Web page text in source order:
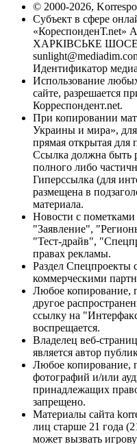
© 2000-2026,
Субъект в сфере
«КореспонденТ.net»
ХАРКІВСЬКЕ ШОСЕ,
Идентификатор
Использование
сайте, разрешается
Корреспондент.net.
При копировании
Украины и мира», для
прямая открытая для
Ссылка должна быть
полного либо
Гиперссылка (для
размещена в
материала.
Новости с
"Заявление",
"Тест-драйв",
правах рекламы.
Раздел Спецпроекты
коммерческими
Любое копирование,
другое
ссылку на
воспрещается.
Владелец веб-
является автор
Любое копирование,
фотографий и/или
принадлежащих
запрещено.
Материалы сайта
лиц старше 21 года
может вызвать